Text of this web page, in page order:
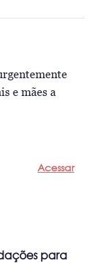
e mães a
Acessar
para